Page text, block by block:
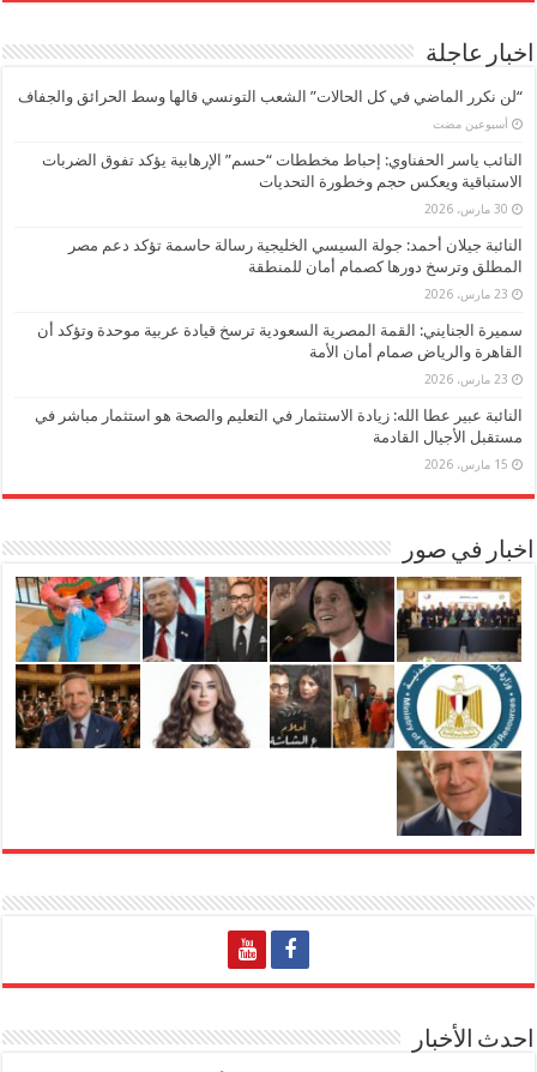
اخبار عاجلة
“لن نكرر الماضي في كل الحالات” الشعب التونسي قالها وسط الحرائق والجفاف
‏أسبوعين مضت
النائب ياسر الحفناوي: إحباط مخططات “حسم” الإرهابية يؤكد تفوق الضربات
الاستباقية ويعكس حجم وخطورة التحديات
30 مارس، 2026
النائبة جيلان أحمد: جولة السيسي الخليجية رسالة حاسمة تؤكد دعم مصر
المطلق وترسخ دورها كصمام أمان للمنطقة
23 مارس، 2026
سميرة الجنايني: القمة المصرية السعودية ترسخ قيادة عربية موحدة وتؤكد أن
القاهرة والرياض صمام أمان الأمة
23 مارس، 2026
النائبة عبير عطا الله: زيادة الاستثمار في التعليم والصحة هو استثمار مباشر في
مستقبل الأجيال القادمة
15 مارس، 2026
اخبار في صور
احدث الأخبار